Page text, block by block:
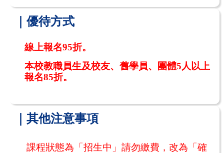
｜優待方式
線上報名95折。
本校教職員生及校友、舊學員、團體5人以上
報名85折。
｜其他注意事項
課程狀態為「招生中」請勿繳費，改為「確